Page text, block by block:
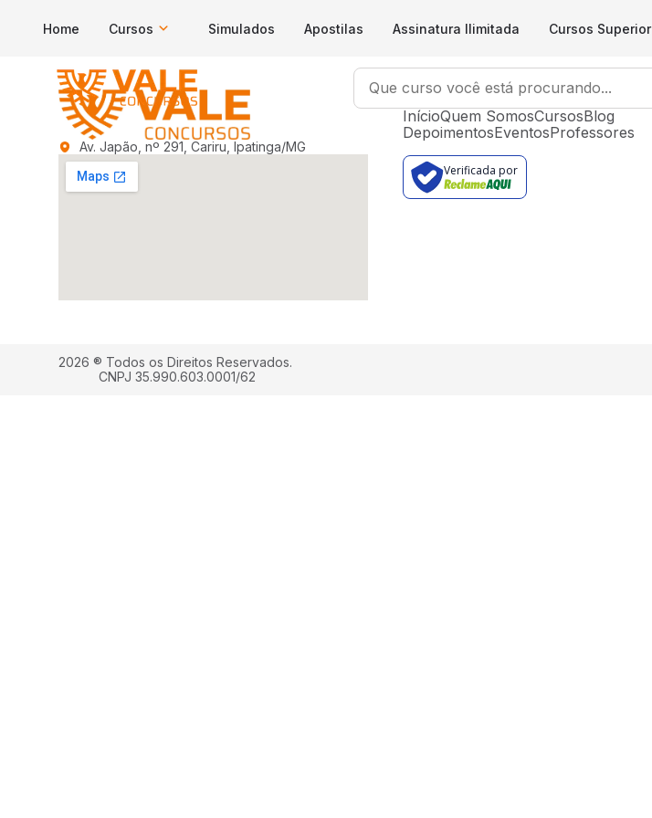
Home Cursos Simulados Apostilas Assinatura Ilimitada Cursos Superior
Av. Japão, nº 291, Cariru, Ipatinga/MG
Menu
InícioQuem SomosCursosBlog
DepoimentosEventosProfessores
Verificada por
2026 ® Todos os Direitos Reservados.
CNPJ 35.990.603.0001/62